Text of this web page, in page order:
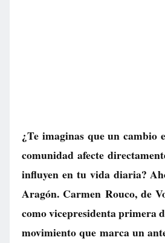
¿Te imaginas que un cambio
comunidad afecte
influyen en tu vida diaria?
Aragón. Carmen Rouco, de
como vicepresidenta primera
movimiento que marca un